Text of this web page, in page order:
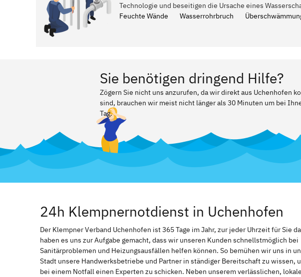
Technologie und beseitigen die Ursache eines
Feuchte Wände
Wasserrohrbruch
Sie benötigen dringend Hilfe?
Zögern Sie nicht uns anzurufen, da wir direkt aus Uchenhofen
sind, brauchen wir meist nicht länger als 30 Minuten um bei
Tag.
24h Klempnernotdienst in Uchenhofen
Der Klempner Verband Uchenhofen ist 365 Tage im Jahr, zur jeder Uhrzeit für Sie
haben es uns zur Aufgabe gemacht, dass wir unseren Kunden schnellstmöglich bei
Sanitärproblemen und Heizungsausfällen helfen können. So bemühen wir uns in
Stadt unsere Handwerksbetriebe und Partner in ständiger Bereitschaft zu wissen,
bei einem Notfall einen Experten zu schicken. Neben unserem verlässlichen,